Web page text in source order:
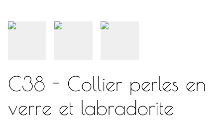
C38 - Collier perles en
verre et labradorite